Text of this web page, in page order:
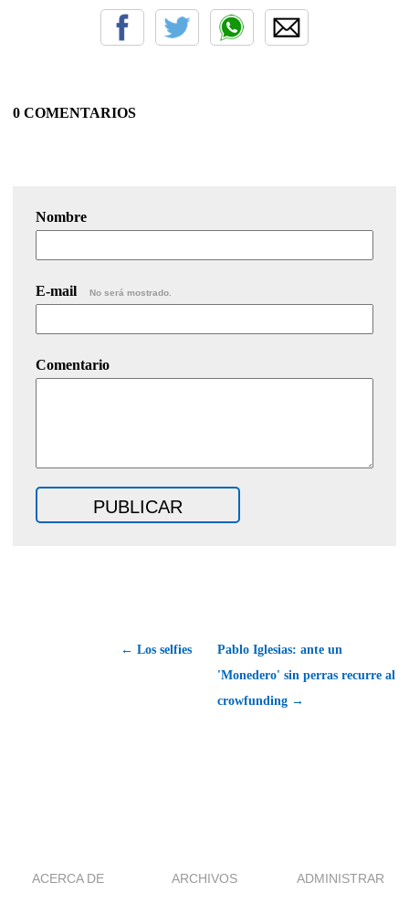
0 COMENTARIOS
Nombre
E-mail No será mostrado.
Comentario
← Los selfies
Pablo Iglesias: ante un
'Monedero' sin perras recurre al
crowfunding →
ACERCA DE ARCHIVOS ADMINISTRAR